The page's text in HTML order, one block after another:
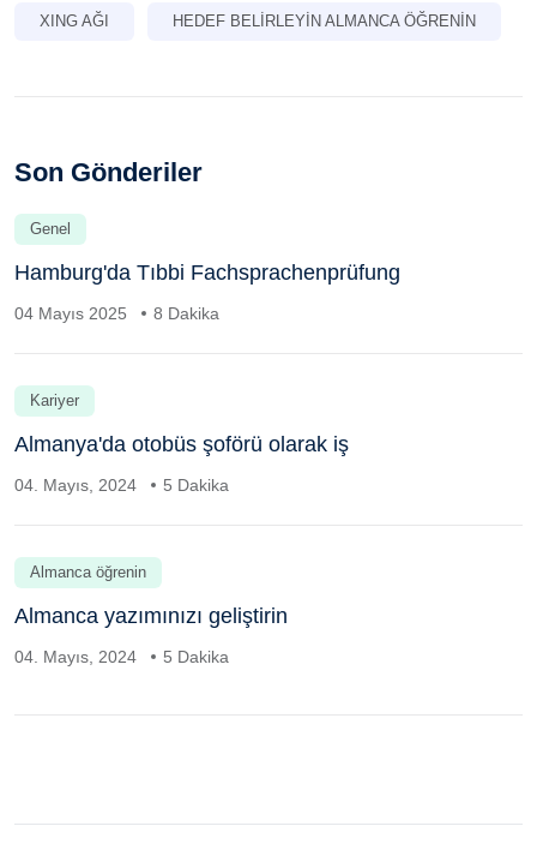
XING AĞI HEDEF BELIRLEYIN ALMANCA ÖĞRENIN
Son Gönderiler
Genel
Hamburg'da Tıbbi Fachsprachenprüfung
04 Mayıs 2025 8 Dakika
Kariyer
Almanya'da otobüs şoförü olarak iş
04. Mayıs, 2024 5 Dakika
Almanca öğrenin
Almanca yazımınızı geliştirin
04. Mayıs, 2024 5 Dakika